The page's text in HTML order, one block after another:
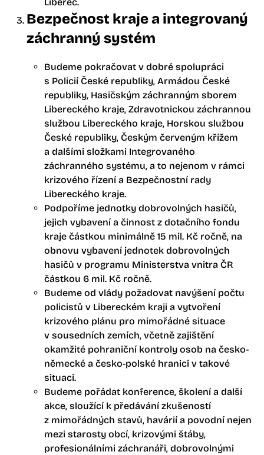
Bezpečnost kraje a integrovaný
záchranný systém
Budeme pokračovat v dobré spolupráci
s Policií České republiky, Armádou České
republiky, Hasičským záchranným sborem
Libereckého kraje, Zdravotnickou záchrannou
službou Libereckého kraje, Horskou službou
České republiky, Českým červeným křížem
a dalšími složkami Integrovaného
záchranného systému, a to nejenom v rámci
krizového řízení a Bezpečnostní rady
Libereckého kraje.
Podpoříme jednotky dobrovolných hasičů,
jejich vybavení a činnost z dotačního fondu
kraje částkou minimálně 15 mil. Kč ročně, na
obnovu vybavení jednotek dobrovolných
hasičů v programu Ministerstva vnitra ČR
částkou 6 mil. Kč ročně.
Budeme od vlády požadovat navýšení počtu
policistů v Libereckém kraji a vytvoření
krizového plánu pro mimořádné situace
v sousedních zemích, včetně zajištění
okamžité pohraniční kontroly osob na česko-
německé a česko-polské hranici v takové
situaci.
Budeme pořádat konference, školení a další
akce, sloužící k předávání zkušeností
z mimořádných stavů, havárií a povodní nejen
mezi starosty obcí, krizovými štáby,
profesionálními záchranáři, dobrovolnými